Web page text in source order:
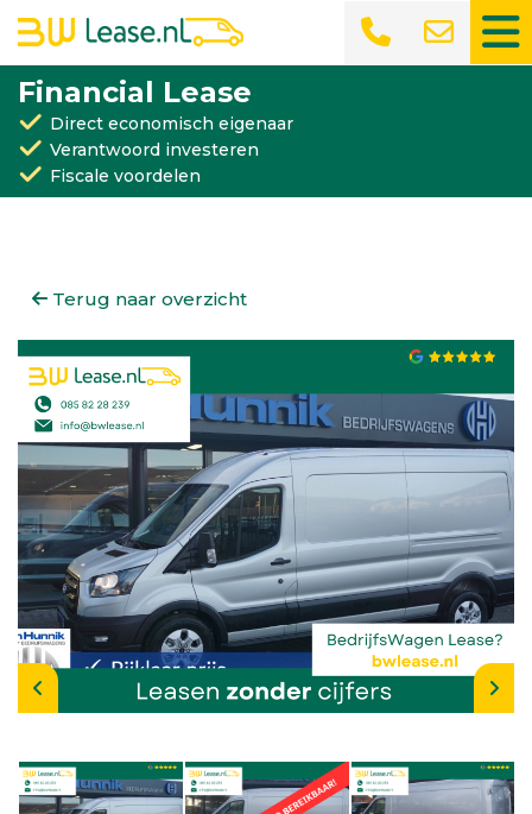
Financial Lease
Direct economisch eigenaar
Verantwoord investeren
Fiscale voordelen
Terug naar overzicht